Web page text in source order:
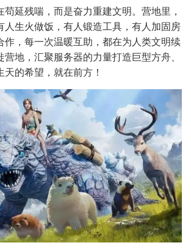
苟延残喘，而是奋力重建文明。营地里，
人生火做饭，有人锻造工具，有人加固房
作，每一次温暖互助，都在为人类文明续
营地，汇聚服务器的力量打造巨型方舟、
的希望，就在前方！​​​​​​​